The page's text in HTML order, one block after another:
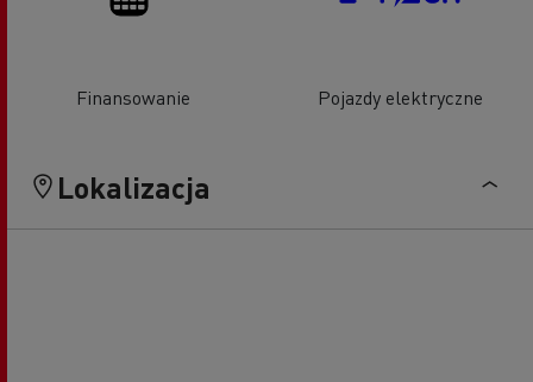
Finansowanie Pojazdy elektryczne
Lokalizacja